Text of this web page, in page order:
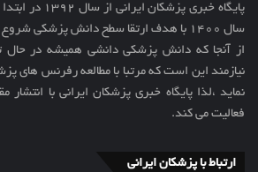
پایگاه خبری
سال 1400 با هدف ارتقا سطح دانش پزشکی شروع به کار نموده است
از آنجا که دانش پزشکی دانشی همیشه در حال
نیازمند این است که مرتبا با مطالعه رفرنس های
نماید ،لذا پایگاه خبری پزشکان ایرانی با انتشار
فعالیت می کند.
ارتباط با پزشکان ایرانی